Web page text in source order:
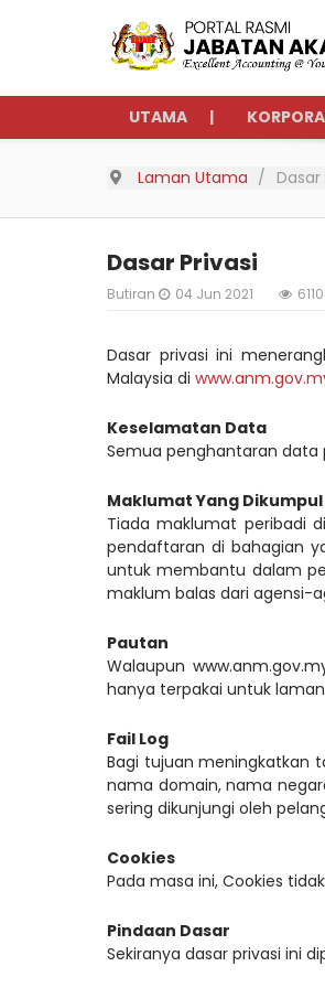
UTAMA
Laman Utama Dasar
Dasar Privasi
Butiran 04 Jun 2021
Dasar privasi ini
Malaysia di
Keselamatan Data
Semua penghantaran data
Maklumat Yang Dikumpul
Tiada maklumat peribadi
pendaftaran di bahagian
untuk membantu dalam
maklum balas dari agensi-
Pautan
Walaupun
hanya terpakai untuk
Fail Log
Bagi tujuan meningkatkan
nama domain, nama
sering dikunjungi oleh
Cookies
Pada masa ini, Cookies
Pindaan Dasar
Sekiranya dasar privasi ini